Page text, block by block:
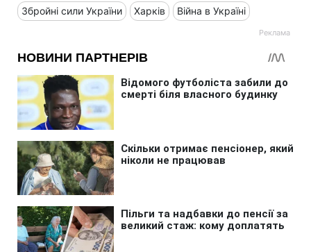
Збройні сили України Харків Війна в Україні